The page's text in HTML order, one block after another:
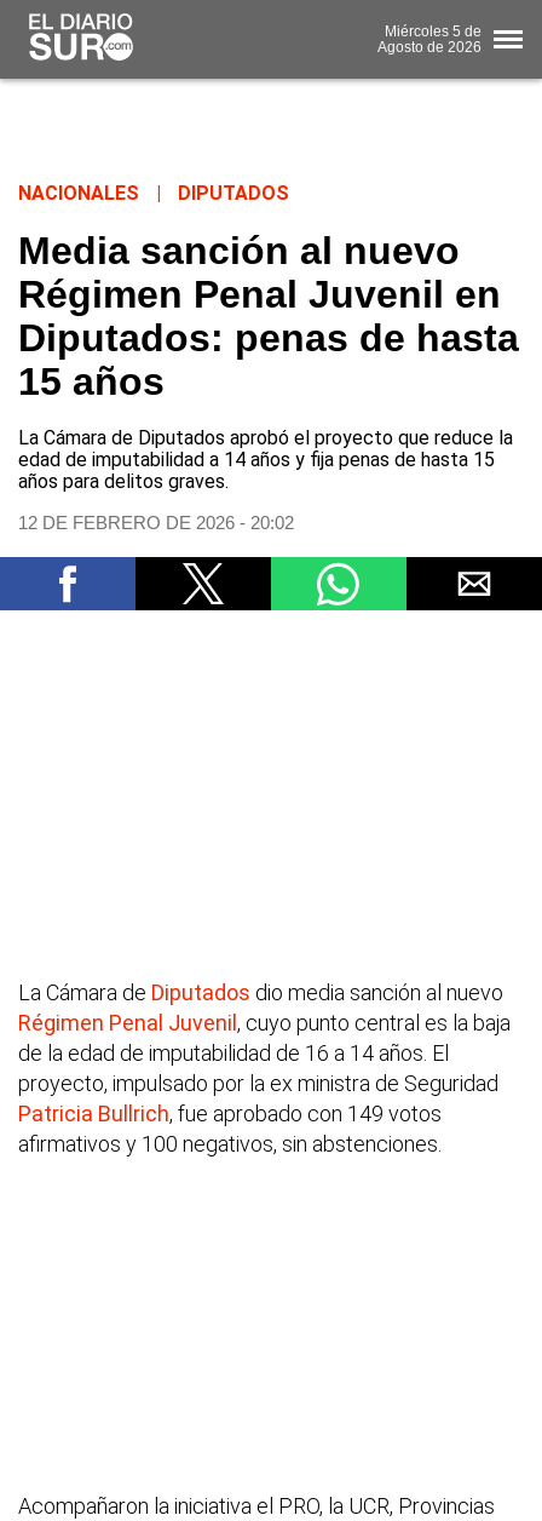
Miércoles 5 de
Agosto de 2026
NACIONALES DIPUTADOS
Media sanción al nuevo
Régimen Penal Juvenil en
Diputados: penas de hasta
15 años
La Cámara de Diputados aprobó el proyecto que reduce la
edad de imputabilidad a 14 años y fija penas de hasta 15
años para delitos graves.
12 DE FEBRERO DE 2026 - 20:02
La Cámara de Diputados dio media sanción al nuevo
Régimen Penal Juvenil , cuyo punto central es la baja
de la edad de imputabilidad de 16 a 14 años. El
proyecto, impulsado por la ex ministra de Seguridad
Patricia Bullrich, fue aprobado con 149 votos
afirmativos y 100 negativos, sin abstenciones.
Acompañaron la iniciativa el PRO, la UCR, Provincias